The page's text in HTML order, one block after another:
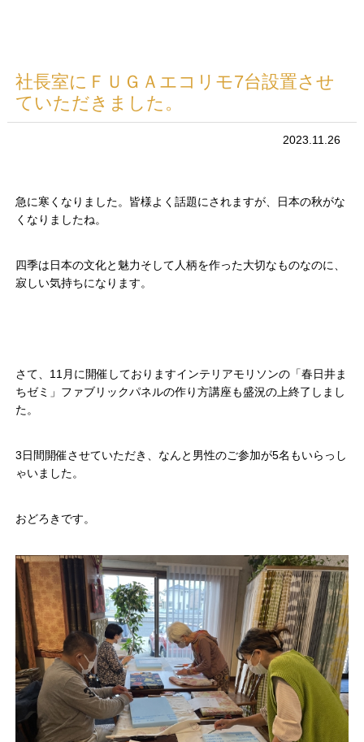
社長室にＦＵＧＡエコリモ7台設置させ
ていただきました。
2023.11.26
急に寒くなりました。皆様よく話題にされますが、日本の秋がな
くなりましたね。
四季は日本の文化と魅力そして人柄を作った大切なものなのに、
寂しい気持ちになります。
さて、11月に開催しておりますインテリアモリソンの「春日井ま
ちゼミ」ファブリックパネルの作り方講座も盛況の上終了しまし
た。
3日間開催させていただき、なんと男性のご参加が5名もいらっし
ゃいました。
おどろきです。